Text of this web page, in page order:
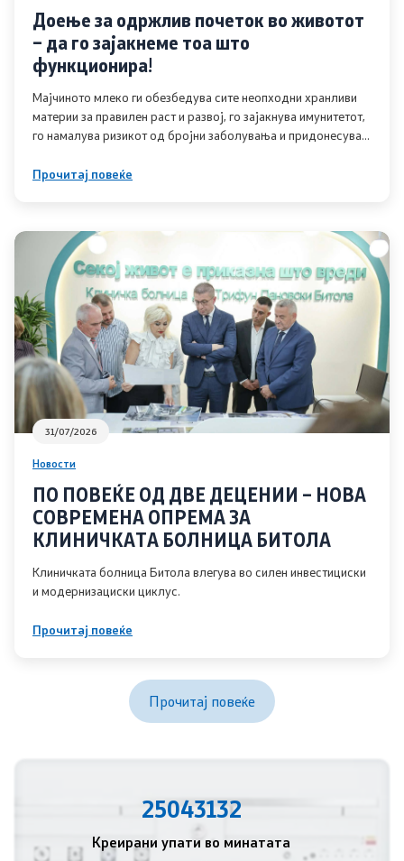
Предлог закони
Подзаконски акти
Одлуки
Модел на статут на ЈЗУ
Документи
Стратешки план и буџет
Реализација на Буџетот
Упатства
Работни документи
Програми
Стратегии
Дописи
Извештаи
Ревизорски извештаи
Акциски планови
Односи со јавност
Доење за одржлив почеток во животот
– да го зајакнеме тоа што
функционира!
Мајчиното млеко ги обезбедува сите неопходни хранливи
материи за правилен раст и развој, го зајакнува имунитетот,
го намалува ризикот од бројни заболувања и придонесува
Прочитај повеќе
31/07/2026
Новости
ПО ПОВЕЌЕ ОД ДВЕ ДЕЦЕНИИ – НОВА
СОВРЕМЕНА ОПРЕМА ЗА
КЛИНИЧКАТА БОЛНИЦА БИТОЛА
Клиничката болница Битола влегува во силен инвестициски
и модернизациски циклус.
Прочитај повеќе
Прочитај повеќе
25043132
Креирани упати во минатата